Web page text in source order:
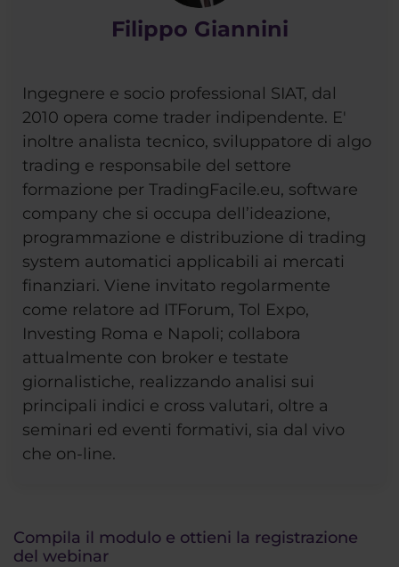
Filippo Giannini
Ingegnere e socio professional SIAT, dal
2010 opera come trader indipendente. E'
inoltre analista tecnico, sviluppatore di algo
trading e responsabile del settore
formazione per TradingFacile.eu, software
company che si occupa dell’ideazione,
programmazione e distribuzione di trading
system automatici applicabili ai mercati
finanziari. Viene invitato regolarmente
come relatore ad ITForum, Tol Expo,
Investing Roma e Napoli; collabora
attualmente con broker e testate
giornalistiche, realizzando analisi sui
principali indici e cross valutari, oltre a
seminari ed eventi formativi, sia dal vivo
che on-line.
Compila il modulo e ottieni la registrazione
del webinar